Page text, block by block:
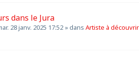
dans le Jura
28 janv. 2025 17:52 » dans Artiste à